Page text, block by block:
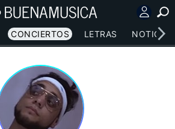
CONCIERTOS LETRAS NOTICIAS